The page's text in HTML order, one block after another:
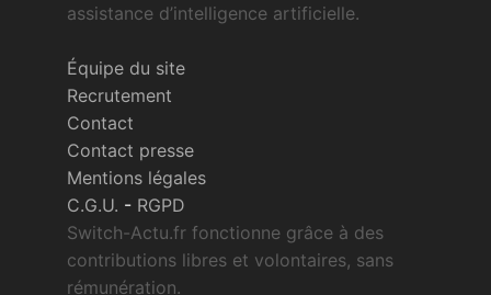
assistance d’intelligence artificielle.
Équipe du site
Recrutement
Contact
Contact presse
Mentions légales
C.G.U. - RGPD
Switch-Actu.fr fonctionne grâce à des
contributions libres et volontaires, sans
rémunération.